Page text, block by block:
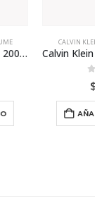
PERFUME
Calvin Klein Euphoria 100ml Para Hombre
AL CARRITO